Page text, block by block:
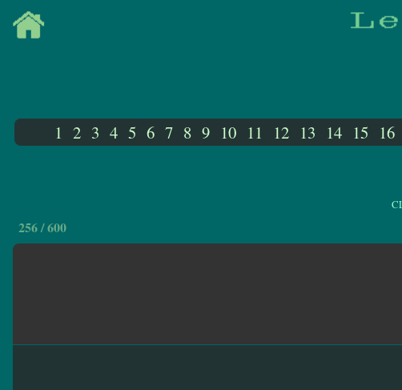
1 2 3 4 5 6 7 8 9 10 11 12 13 14 15 16
256 / 600